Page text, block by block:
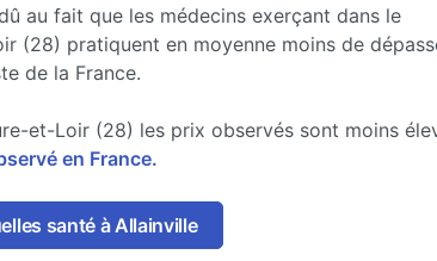
au fait que les médecins exerçant dans le
(28) pratiquent en moyenne moins de
de la France.
et-Loir (28) les prix observés sont moins
en France.
santé à Allainville